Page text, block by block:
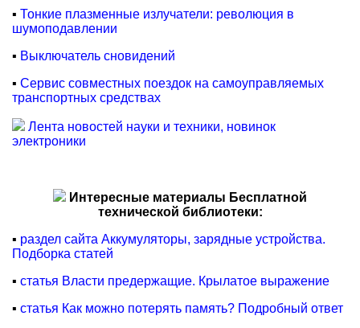
▪ Тонкие плазменные излучатели: революция в
шумоподавлении
▪ Выключатель сновидений
▪ Сервис совместных поездок на самоуправляемых
транспортных средствах
Лента новостей науки и техники, новинок
электроники
Интересные материалы Бесплатной
технической библиотеки:
▪ раздел сайта Аккумуляторы, зарядные устройства.
Подборка статей
▪ статья Власти предержащие. Крылатое выражение
▪ статья Как можно потерять память? Подробный ответ